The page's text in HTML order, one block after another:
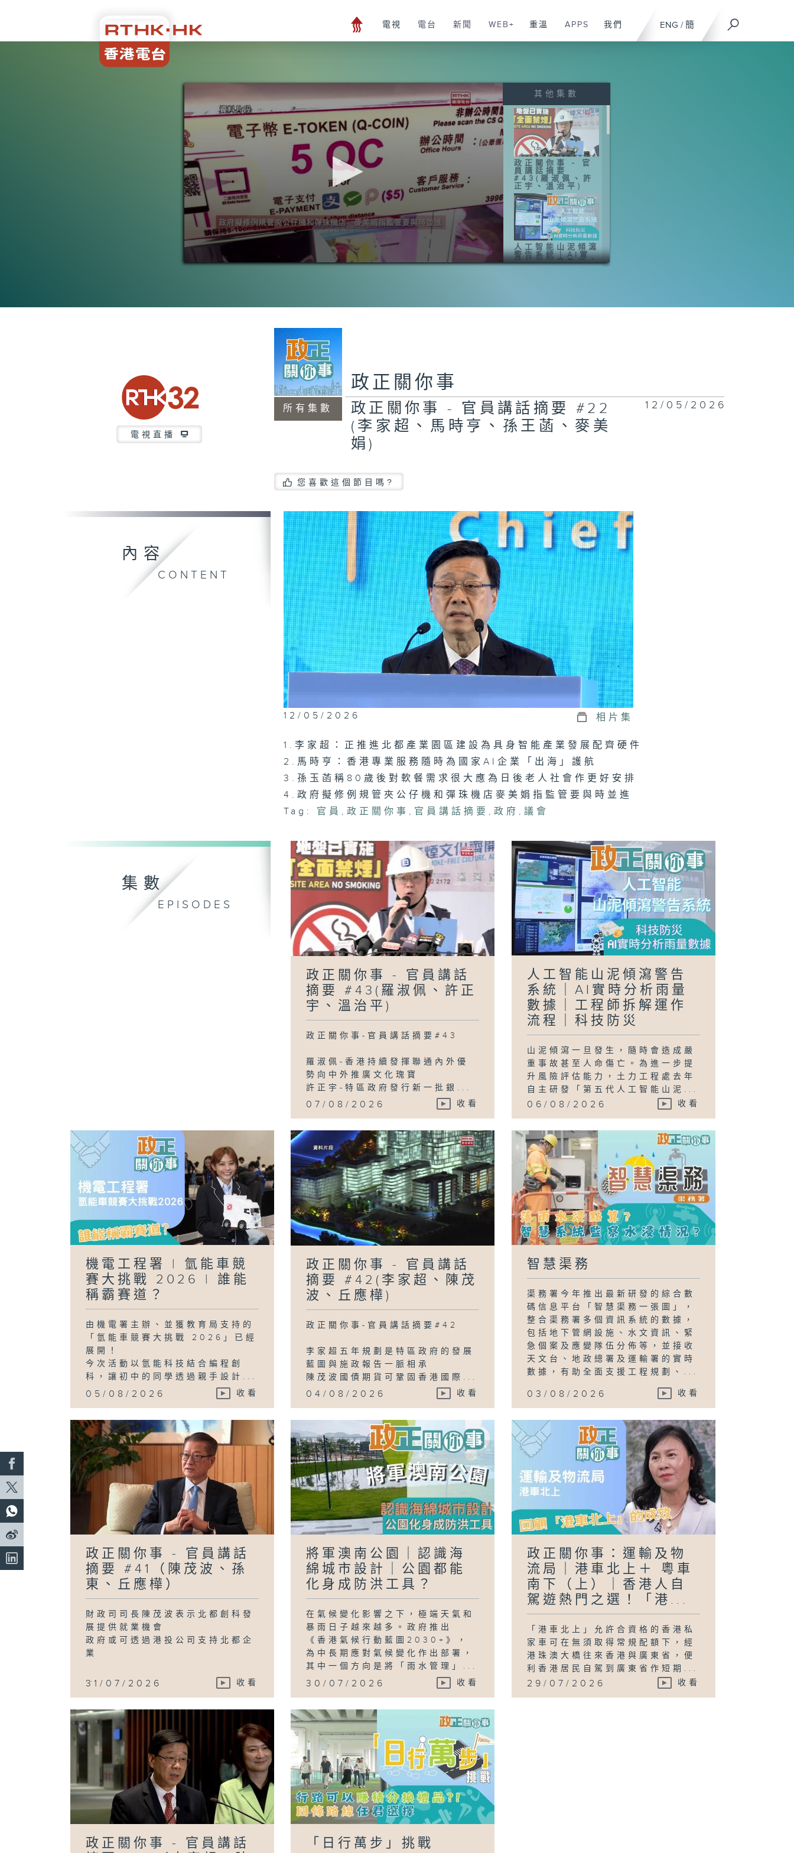
ENG / 簡
電視 電台 新聞 WEB+ 重溫 APPS 我們
0
其他集數
政正關你事 - 官
員講話摘要
#43(羅淑佩、許
正宇、溫治平)
人工智能山泥傾瀉
警告系統｜AI實
時分析雨量數據｜
政正關你事 - 官
員講話摘要
政正關你事 - 官
員講話摘要
#41（陳茂波、孫
東、丘應樺）
將軍澳南公園｜認
識海綿城市設計｜
公園都能化身成防
洪工具？
政正關你事：運輸
及物流局｜港車北
（上）｜香港人自
駕遊熱門之選！
「港車北上」你試
過未？
政正關你事 - 官
員講話摘要
#40（李家超、
陳國基）
「日行萬步」挑戰
電視直播
所有集數
政正關你事
政正關你事 - 官員講話摘要 #22
(李家超、馬時亨、孫王菡、麥美
娟)
12/05/2026
您喜歡這個節目嗎?
內容
CONTENT
12/05/2026 相片集
1.李家超：正推進北都產業園區建設為具身智能產業發展配齊硬件
2.馬時亨：香港專業服務隨時為國家AI企業「出海」護航
3.孫玉菡稱80歲後對軟餐需求很大應為日後老人社會作更好安排
4.政府擬修例規管夾公仔機和彈珠機店麥美娟指監管要與時並進
Tag:
官員 ,政正關你事 , 官員講話摘要 ,政府 ,議會
集數
EPISODES
政正關你事 - 官員講話
摘要 #43(羅淑佩、許正
宇、溫治平)
政正關你事-官員講話摘要#43
羅淑佩-香港持續發揮聯通內外優
勢向中外推廣文化瑰寶
許正宇-特區政府發行新一批銀...
07/08/2026 收看
人工智能山泥傾瀉警告
系統｜AI實時分析雨量
數據｜工程師拆解運作
流程｜科技防災
山泥傾瀉一旦發生，隨時會造成嚴
重事故甚至人命傷亡。為進一步提
升風險評估能力，土力工程處去年
自主研發「第五代人工智能山泥...
06/08/2026 收看
機電工程署 | 氫能車競
賽大挑戰 2026 | 誰能
稱霸賽道？
由機電署主辦、並獲教育局支持的
「氫能車競賽大挑戰 2026」已經
展開！
今次活動以氫能科技結合編程創
科，讓初中的同學透過親手設計...
05/08/2026 收看
政正關你事 - 官員講話
摘要 #42(李家超、陳茂
波、丘應樺)
政正關你事-官員講話摘要#42
李家超五年規劃是特區政府的發展
藍圖與施政報告一脈相承
陳茂波國債期貨可鞏固香港國際...
04/08/2026 收看
智慧渠務
渠務署今年推出最新研發的綜合數
碼信息平台「智慧渠務一張圖」，
整合渠務署多個資訊系統的數據，
包括地下管網設施、水文資訊、緊
急個案及應變隊伍分佈等，並接收
天文台、地政總署及運輸署的實時
數據，有助全面支援工程規劃、...
03/08/2026 收看
政正關你事 - 官員講話
摘要 #41（陳茂波、孫
東、丘應樺）
財政司司長陳茂波表示北都創科發
展提供就業機會
政府或可透過港投公司支持北都企
業
...
31/07/2026 收看
將軍澳南公園｜認識海
綿城市設計｜公園都能
化身成防洪工具？
在氣候變化影響之下，極端天氣和
暴雨日子越來越多。政府推出
《香港氣候行動藍圖2030+》，
為中長期應對氣候變化作出部署，
其中一個方向是將「雨水管理」...
30/07/2026 收看
政正關你事：運輸及物
流局｜港車北上＋ 粵車
南下（上）｜香港人自
駕遊熱門之選！「港...
「港車北上」允許合資格的香港私
家車可在無須取得常規配額下，經
港珠澳大橋往來香港與廣東省，便
利香港居民自駕到廣東省作短期...
29/07/2026 收看
政正關你事 - 官員講話
「日行萬步」挑戰